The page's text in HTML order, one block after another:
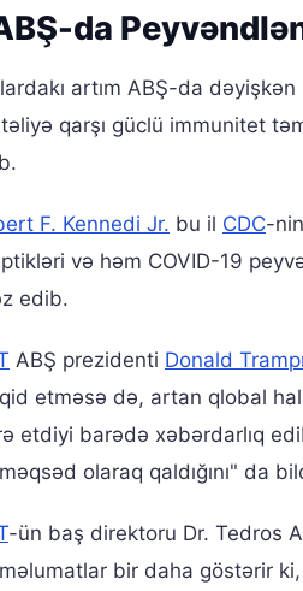
da
artım ABŞ-da
qarşı güclü immunitet
F. Kennedi Jr. bu il CDC-
və həm COVID-19
edib.
ABŞ prezidenti Donald
etməsə də, artan qlobal
etdiyi barədə xəbərdarlıq
olaraq qaldığını" da
-ün baş direktoru Dr. Tedros
bir daha göstərir